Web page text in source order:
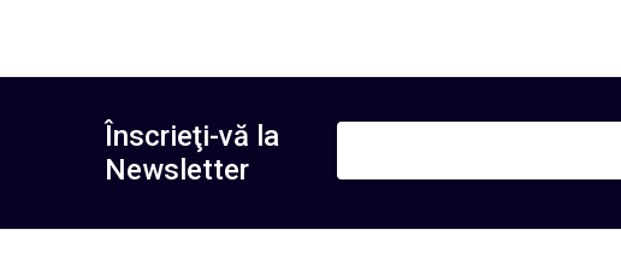
Înscrieţi-vă la
Newsletter